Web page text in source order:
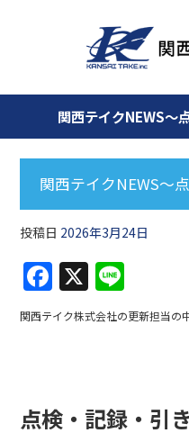
関西テイクNEWS～
関西テイクNEWS～
投稿日 2026年3月24日
F
a
c
o
X
n
e
関西テイク株式会社の更新担当の
点検・記録・引